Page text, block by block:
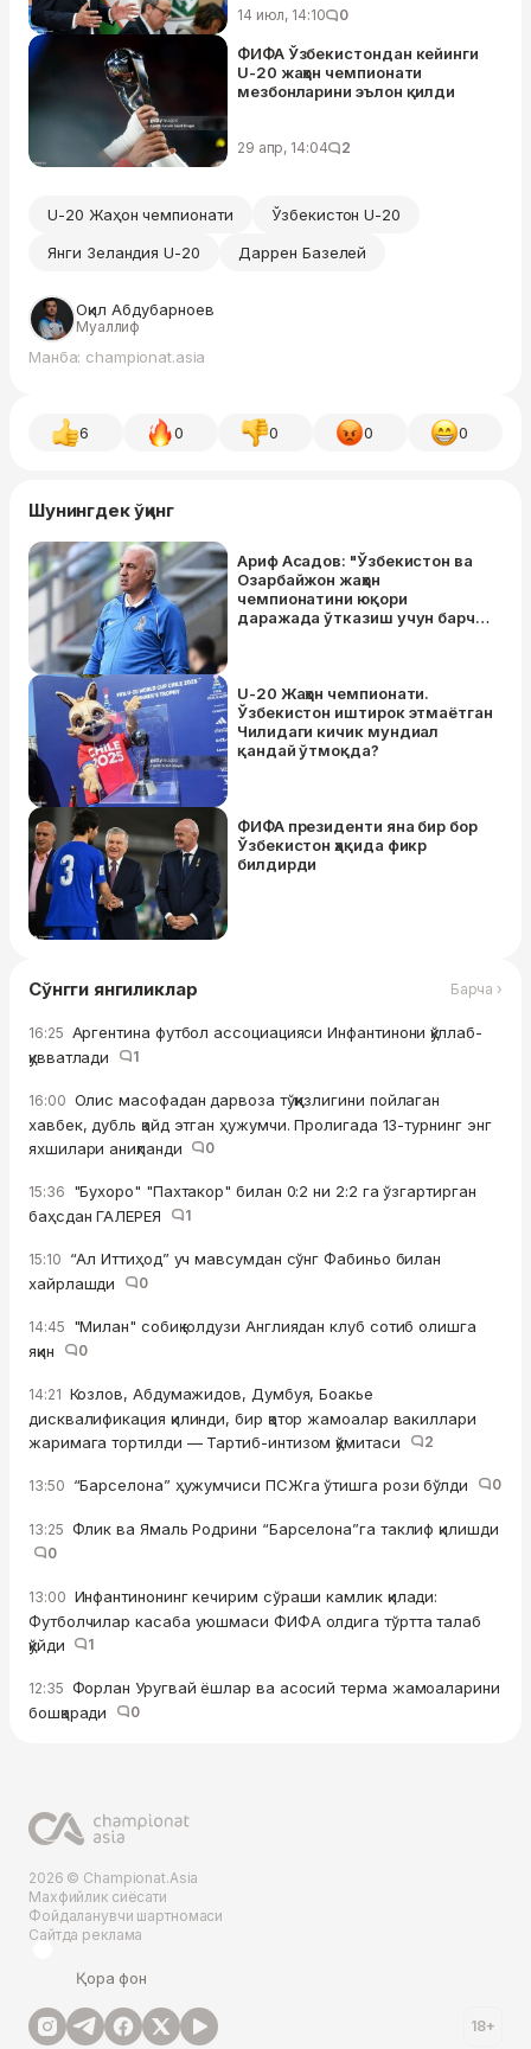
14 июл, 14:10 0
ФИФА Ўзбекистондан кейинги
U-20 жаҳон чемпионати
мезбонларини эълон қилди
29 апр, 14:04 2
U-20 Жаҳон чемпионати
Ўзбекистон U-20
Янги Зеландия U-20
Даррен Базелей
Оқил Абдубарноев
Муаллиф
Манба: championat.asia
6 0 0 0 0
Шунингдек ўқинг
Ариф Асадов: "Ўзбекистон ва
Озарбайжон жаҳон
чемпионатини юқори
даражада ўтказиш учун барча
U-20 Жаҳон чемпионати.
Ўзбекистон иштирок этмаётган
Чилидаги кичик мундиал
қандай ўтмоқда?
ФИФА президенти яна бир бор
Ўзбекистон ҳақида фикр
билдирди
Сўнгги янгиликлар Барча ›
16:25 Аргентина футбол ассоциацияси Инфантинони қўллаб-
қувватлади
1
16:00 Олис масофадан дарвоза тўққизлигини пойлаган
хавбек, дубль қайд этган ҳужумчи. Пролигада 13-турнинг энг
яхшилари аниқланди
0
15:36 "Бухоро" "Пахтакор" билан 0:2 ни 2:2 га ўзгартирган
баҳсдан ГАЛЕРЕЯ
1
15:10 “Ал Иттиҳод” уч мавсумдан сўнг Фабиньо билан
хайрлашди
0
14:45 "Милан" собиқ юлдузи Англиядан клуб сотиб олишга
яқин
0
14:21 Козлов, Абдумажидов, Думбуя, Боакье
дисквалификация қилинди, бир қатор жамоалар вакиллари
жаримага тортилди — Тартиб-интизом қўмитаси
2
13:50 “Барселона” ҳужумчиси ПСЖга ўтишга рози бўлди 0
13:25 Флик ва Ямаль Родрини “Барселона”га таклиф қилишди
0
13:00 Инфантинонинг кечирим сўраши камлик қилади:
Футболчилар касаба уюшмаси ФИФА олдига тўртта талаб
қўйди
1
12:35 Форлан Уругвай ёшлар ва асосий терма жамоаларини
бошқаради
0
2026 © Championat.Asia
Махфийлик сиёсати
Фойдаланувчи шартномаси
Сайтда реклама
Қора фон
18+